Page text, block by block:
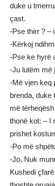
duke u
çast.
-Pse thirr ? –
-Kërkoj
-Pse ke hyrë
-Ju lutëm më
-Më vjen keq
brenda, duke
më
thonë kot: – I
prishet
-Po më
-Jo, Nuk
Kushedi